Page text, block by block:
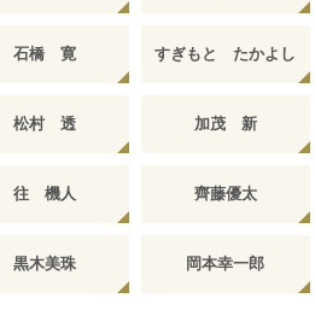
石橋 寛 すぎもと たかよし
松村 透 加茂 新
往 機人 齊藤優太
黒木美珠 岡本幸一郎